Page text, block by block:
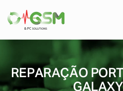
REPARAÇÃO